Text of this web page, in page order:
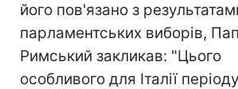
його пов'язано з
парламентських виборів,
Римський закликав: "Цього
особливого для Італії